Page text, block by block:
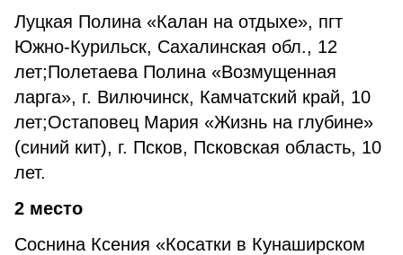
Луцкая Полина «Калан на отдыхе», пгт
Южно-Курильск, Сахалинская обл., 12
лет;Полетаева Полина «Возмущенная
ларга», г. Вилючинск, Камчатский край, 10
лет;Остаповец Мария «Жизнь на глубине»
(синий кит), г. Псков, Псковская область, 10
лет.
2 место
Соснина Ксения «Косатки в Кунаширском